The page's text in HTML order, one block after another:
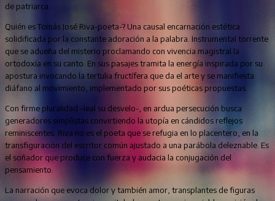
de patriarca.
Quién es Tomás José Riva-poeta-? Una causal encarnación estética
solidificada por la constante adoración a la palabra. Instrumental torrente
que se adueña del misterio proclamando con vivencia magistral la
ortodoxia en su canto. En sus pasajes tramita la energía inspirada por su
apostura invocando la tertulia fructífera que da el arte y se manifiesta
diáfano al movimiento, implementado por sus poéticas propuestas.
Con firme pluralidad –leal su desvelo-, en ardua persecución busca
generadores simplistas convirtiendo la utopía en cándidos reflejos
reminiscentes. Riva no es el poeta que se refugia en lo placentero, en la
transfiguración del escritor común ajustado a una parábola deleznable. Es
el soñador que produce con fuerza y audacia la conjugación del
pensamiento.
La narración que evoca dolor y también amor, transplantes de figuras